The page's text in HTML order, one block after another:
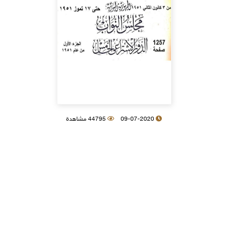
09-07-2020 44795 مشاهدة